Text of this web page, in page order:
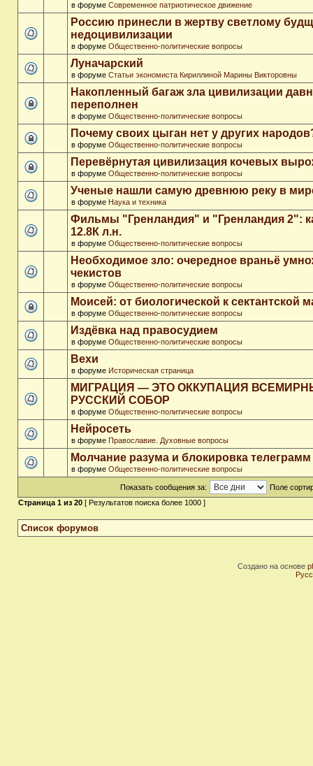
в форуме Современное патриотическое движение
Россию принесли в жертву светлому
недоцивилизации
в форуме Общественно-политические вопросы
Луначарский
в форуме Статьи экономиста Кириллиной Марины Викторовны
Накопленный багаж зла цивилизации
переполнен
в форуме Общественно-политические вопросы
Почему своих цыган нет у других
в форуме Общественно-политические вопросы
Перевёрнутая цивилизация кочевых
в форуме Общественно-политические вопросы
Ученые нашли самую древнюю реку в
в форуме Наука и техника
Фильмы "Гренландия" и "Гренландия 2":
12.8К л.н.
в форуме Общественно-политические вопросы
Необходимое зло: очередное враньё
чекистов
в форуме Общественно-политические вопросы
Моисей: от биологической к сектантской
в форуме Общественно-политические вопросы
Издёвка над правосудием
в форуме Общественно-политические вопросы
Вехи
в форуме Историческая страница
МИГРАЦИЯ — ЭТО ОККУПАЦИЯ
РУССКИЙ СОБОР
в форуме Общественно-политические вопросы
Нейросеть
в форуме Православие. Духовные вопросы
Молчание разума и блокировка телеграмм
в форуме Общественно-политические вопросы
Показать сообщения за:
Поле
Страница 1 из 20 [ Результатов поиска более 1000 ]
Список форумов
Создано на основе